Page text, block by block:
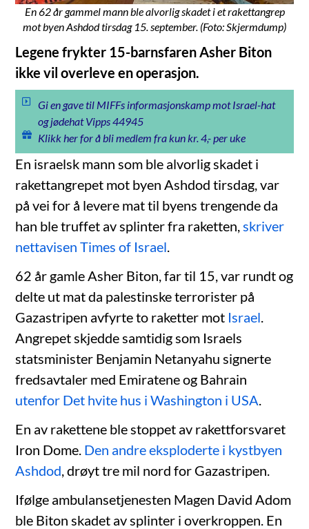
En 62 år gammel mann ble alvorlig skadet i et rakettangrep
mot byen Ashdod tirsdag 15. september. (Foto: Skjermdump)
Legene frykter 15-barnsfaren Asher Biton
ikke vil overleve en operasjon.
Gi en gave til MIFFs informasjonskamp mot Israel-hat
og jødehat Vipps 44945
Klikk her for å bli medlem fra kun kr. 4,- per uke
En israelsk mann som ble alvorlig skadet i
rakettangrepet mot byen Ashdod tirsdag, var
på vei for å levere mat til byens trengende da
han ble truffet av splinter fra raketten,skriver
nettavisen Times of Israel.
62 år gamle Asher Biton, far til 15, var rundt og
delte ut mat da palestinske terrorister på
Gazastripen avfyrte to raketter mot Israel.
Angrepet skjedde samtidig som Israels
statsminister Benjamin Netanyahu signerte
fredsavtaler med Emiratene og Bahrain
utenfor Det hvite hus i Washington i USA.
En av rakettene ble stoppet av rakettforsvaret
Iron Dome. Den andre eksploderte i kystbyen
Ashdod, drøyt tre mil nord for Gazastripen.
Ifølge ambulansetjenesten Magen David Adom
ble Biton skadet av splinter i overkroppen. En